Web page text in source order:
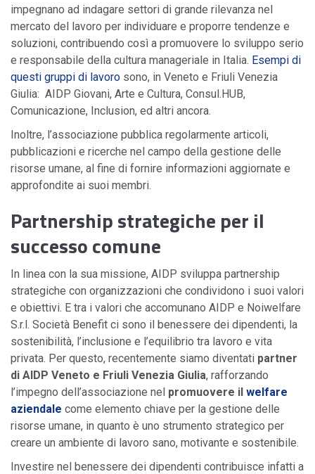
impegnano ad indagare settori di grande rilevanza nel
mercato del lavoro per individuare e proporre tendenze e
soluzioni, contribuendo così a promuovere lo sviluppo serio
e responsabile della cultura manageriale in Italia. Esempi di
questi gruppi di lavoro sono, in Veneto e Friuli Venezia
Giulia: AIDP Giovani, Arte e Cultura, Consul.HUB,
Comunicazione, Inclusion, ed altri ancora.
Inoltre, l’associazione pubblica regolarmente articoli,
pubblicazioni e ricerche nel campo della gestione delle
risorse umane, al fine di fornire informazioni aggiornate e
approfondite ai suoi membri.
Partnership strategiche per il
successo comune
In linea con la sua missione, AIDP sviluppa partnership
strategiche con organizzazioni che condividono i suoi valori
e obiettivi. E tra i valori che accomunano AIDP e Noiwelfare
S.r.l. Società Benefit ci sono il benessere dei dipendenti, la
sostenibilità, l’inclusione e l’equilibrio tra lavoro e vita
privata. Per questo, recentemente siamo diventati partner
di AIDP Veneto e Friuli Venezia Giulia, rafforzando
l’impegno dell’associazione nel promuovere il welfare
aziendale come elemento chiave per la gestione delle
risorse umane, in quanto è uno strumento strategico per
creare un ambiente di lavoro sano, motivante e sostenibile.
Investire nel benessere dei dipendenti contribuisce infatti a